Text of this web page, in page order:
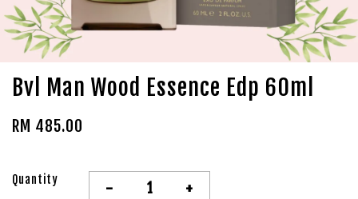
Bvl Man Wood Essence Edp 60ml
RM 485.00
Quantity - +